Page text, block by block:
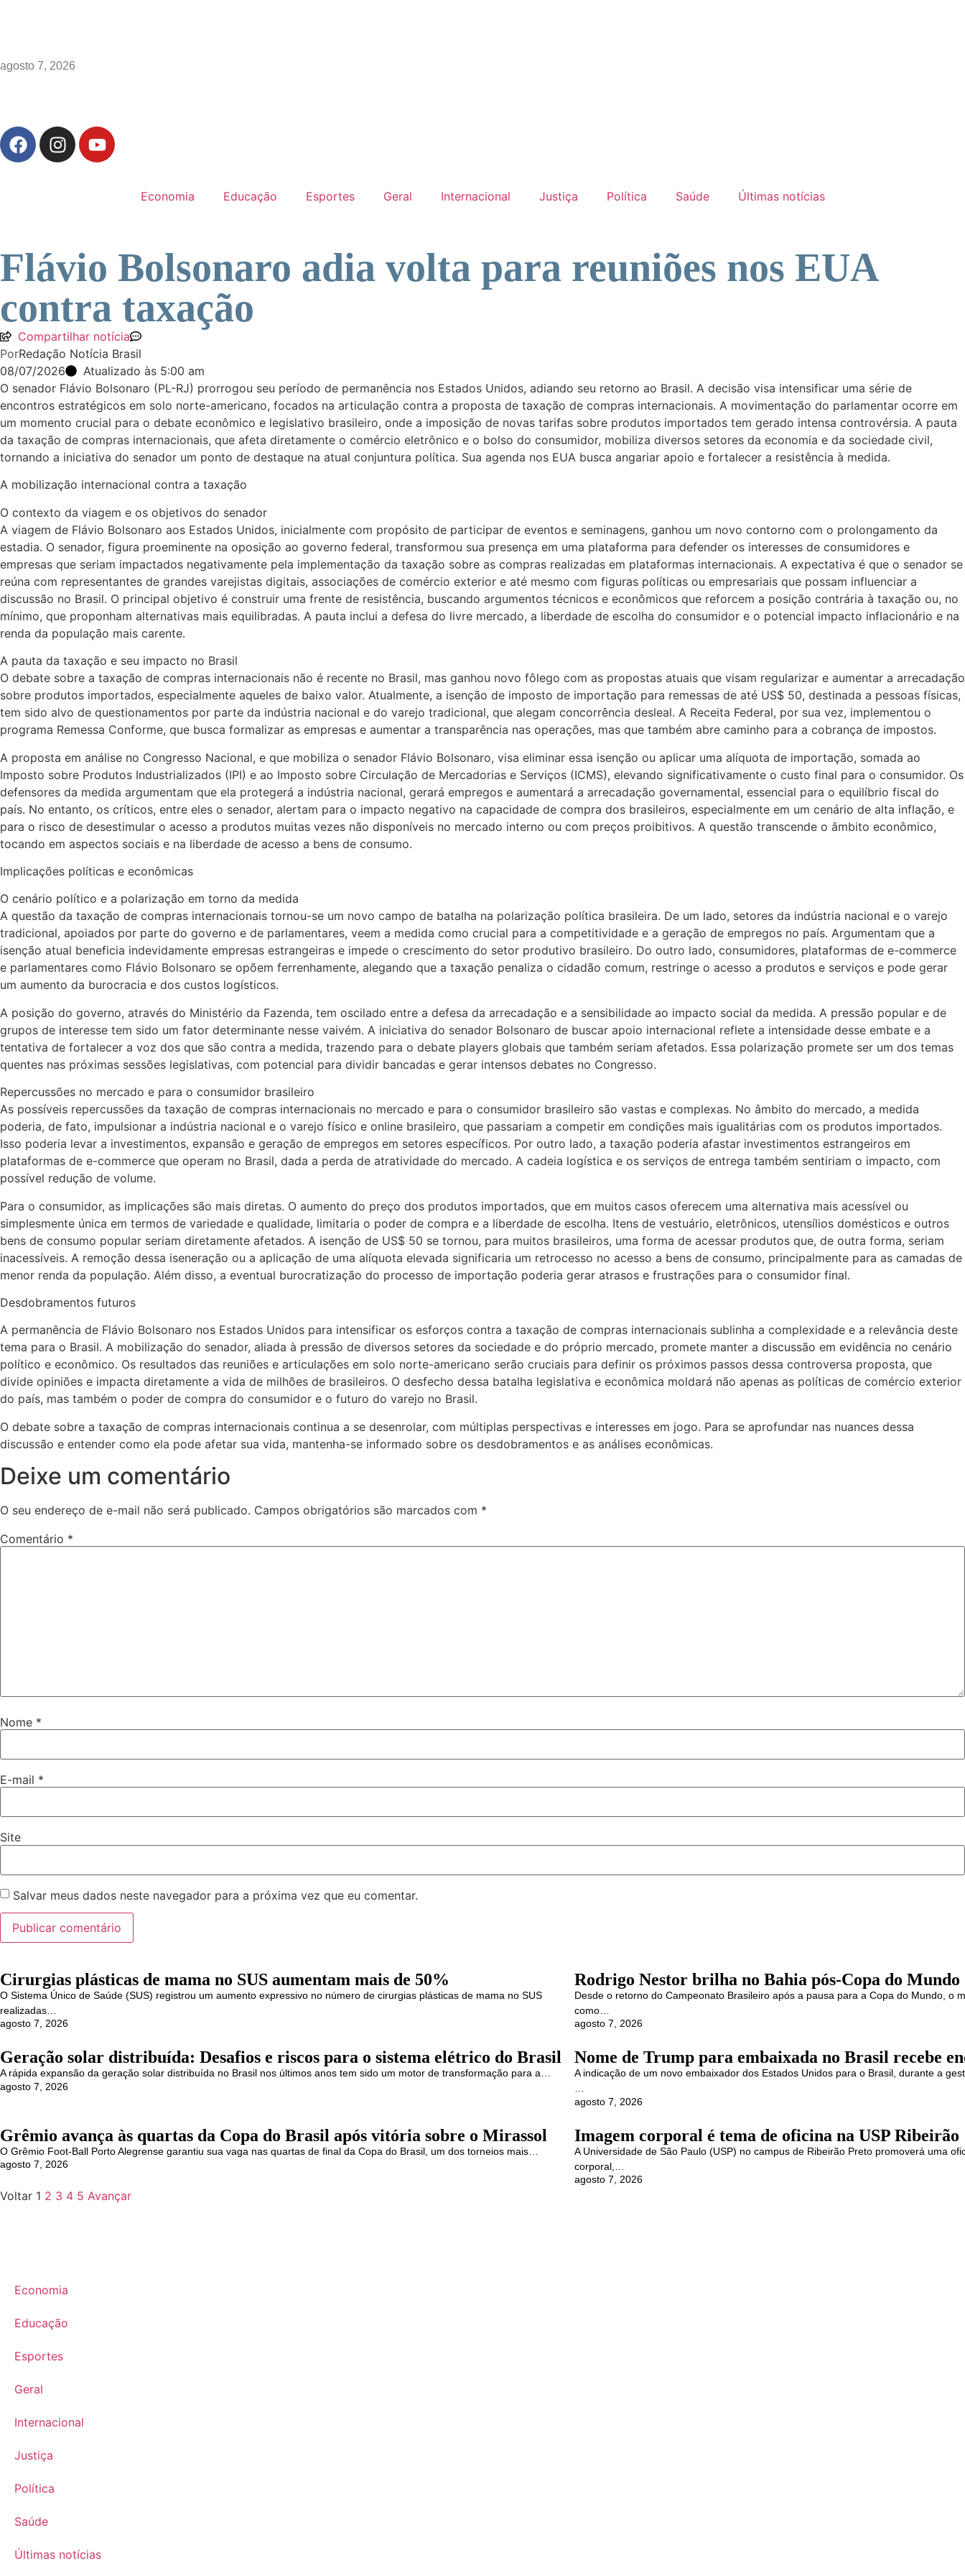
agosto 7, 2026
Economia Educação Esportes Geral Internacional Justiça Política Saúde Últimas notícias
Flávio Bolsonaro adia volta para reuniões nos EUA
contra taxação
Compartilhar notícia
PorRedação Notícia Brasil
08/07/2026
Atualizado às 5:00 am
O senador Flávio Bolsonaro (PL-RJ) prorrogou seu período de permanência nos Estados Unidos, adiando seu retorno ao Brasil. A decisão visa intensificar uma série de
encontros estratégicos em solo norte-americano, focados na articulação contra a proposta de taxação de compras internacionais. A movimentação do parlamentar ocorre em
um momento crucial para o debate econômico e legislativo brasileiro, onde a imposição de novas tarifas sobre produtos importados tem gerado intensa controvérsia. A pauta
da taxação de compras internacionais, que afeta diretamente o comércio eletrônico e o bolso do consumidor, mobiliza diversos setores da economia e da sociedade civil,
tornando a iniciativa do senador um ponto de destaque na atual conjuntura política. Sua agenda nos EUA busca angariar apoio e fortalecer a resistência à medida.
A mobilização internacional contra a taxação
O contexto da viagem e os objetivos do senador
A viagem de Flávio Bolsonaro aos Estados Unidos, inicialmente com propósito de participar de eventos e seminagens, ganhou um novo contorno com o prolongamento da
estadia. O senador, figura proeminente na oposição ao governo federal, transformou sua presença em uma plataforma para defender os interesses de consumidores e
empresas que seriam impactados negativamente pela implementação da taxação sobre as compras realizadas em plataformas internacionais. A expectativa é que o senador se
reúna com representantes de grandes varejistas digitais, associações de comércio exterior e até mesmo com figuras políticas ou empresariais que possam influenciar a
discussão no Brasil. O principal objetivo é construir uma frente de resistência, buscando argumentos técnicos e econômicos que reforcem a posição contrária à taxação ou, no
mínimo, que proponham alternativas mais equilibradas. A pauta inclui a defesa do livre mercado, a liberdade de escolha do consumidor e o potencial impacto inflacionário e na
renda da população mais carente.
A pauta da taxação e seu impacto no Brasil
O debate sobre a taxação de compras internacionais não é recente no Brasil, mas ganhou novo fôlego com as propostas atuais que visam regularizar e aumentar a arrecadação
sobre produtos importados, especialmente aqueles de baixo valor. Atualmente, a isenção de imposto de importação para remessas de até US$ 50, destinada a pessoas físicas,
tem sido alvo de questionamentos por parte da indústria nacional e do varejo tradicional, que alegam concorrência desleal. A Receita Federal, por sua vez, implementou o
programa Remessa Conforme, que busca formalizar as empresas e aumentar a transparência nas operações, mas que também abre caminho para a cobrança de impostos.
A proposta em análise no Congresso Nacional, e que mobiliza o senador Flávio Bolsonaro, visa eliminar essa isenção ou aplicar uma alíquota de importação, somada ao
Imposto sobre Produtos Industrializados (IPI) e ao Imposto sobre Circulação de Mercadorias e Serviços (ICMS), elevando significativamente o custo final para o consumidor. Os
defensores da medida argumentam que ela protegerá a indústria nacional, gerará empregos e aumentará a arrecadação governamental, essencial para o equilíbrio fiscal do
país. No entanto, os críticos, entre eles o senador, alertam para o impacto negativo na capacidade de compra dos brasileiros, especialmente em um cenário de alta inflação, e
para o risco de desestimular o acesso a produtos muitas vezes não disponíveis no mercado interno ou com preços proibitivos. A questão transcende o âmbito econômico,
tocando em aspectos sociais e na liberdade de acesso a bens de consumo.
Implicações políticas e econômicas
O cenário político e a polarização em torno da medida
A questão da taxação de compras internacionais tornou-se um novo campo de batalha na polarização política brasileira. De um lado, setores da indústria nacional e o varejo
tradicional, apoiados por parte do governo e de parlamentares, veem a medida como crucial para a competitividade e a geração de empregos no país. Argumentam que a
isenção atual beneficia indevidamente empresas estrangeiras e impede o crescimento do setor produtivo brasileiro. Do outro lado, consumidores, plataformas de e-commerce
e parlamentares como Flávio Bolsonaro se opõem ferrenhamente, alegando que a taxação penaliza o cidadão comum, restringe o acesso a produtos e serviços e pode gerar
um aumento da burocracia e dos custos logísticos.
A posição do governo, através do Ministério da Fazenda, tem oscilado entre a defesa da arrecadação e a sensibilidade ao impacto social da medida. A pressão popular e de
grupos de interesse tem sido um fator determinante nesse vaivém. A iniciativa do senador Bolsonaro de buscar apoio internacional reflete a intensidade desse embate e a
tentativa de fortalecer a voz dos que são contra a medida, trazendo para o debate players globais que também seriam afetados. Essa polarização promete ser um dos temas
quentes nas próximas sessões legislativas, com potencial para dividir bancadas e gerar intensos debates no Congresso.
Repercussões no mercado e para o consumidor brasileiro
As possíveis repercussões da taxação de compras internacionais no mercado e para o consumidor brasileiro são vastas e complexas. No âmbito do mercado, a medida
poderia, de fato, impulsionar a indústria nacional e o varejo físico e online brasileiro, que passariam a competir em condições mais igualitárias com os produtos importados.
Isso poderia levar a investimentos, expansão e geração de empregos em setores específicos. Por outro lado, a taxação poderia afastar investimentos estrangeiros em
plataformas de e-commerce que operam no Brasil, dada a perda de atratividade do mercado. A cadeia logística e os serviços de entrega também sentiriam o impacto, com
possível redução de volume.
Para o consumidor, as implicações são mais diretas. O aumento do preço dos produtos importados, que em muitos casos oferecem uma alternativa mais acessível ou
simplesmente única em termos de variedade e qualidade, limitaria o poder de compra e a liberdade de escolha. Itens de vestuário, eletrônicos, utensílios domésticos e outros
bens de consumo popular seriam diretamente afetados. A isenção de US$ 50 se tornou, para muitos brasileiros, uma forma de acessar produtos que, de outra forma, seriam
inacessíveis. A remoção dessa iseneração ou a aplicação de uma alíquota elevada significaria um retrocesso no acesso a bens de consumo, principalmente para as camadas de
menor renda da população. Além disso, a eventual burocratização do processo de importação poderia gerar atrasos e frustrações para o consumidor final.
Desdobramentos futuros
A permanência de Flávio Bolsonaro nos Estados Unidos para intensificar os esforços contra a taxação de compras internacionais sublinha a complexidade e a relevância deste
tema para o Brasil. A mobilização do senador, aliada à pressão de diversos setores da sociedade e do próprio mercado, promete manter a discussão em evidência no cenário
político e econômico. Os resultados das reuniões e articulações em solo norte-americano serão cruciais para definir os próximos passos dessa controversa proposta, que
divide opiniões e impacta diretamente a vida de milhões de brasileiros. O desfecho dessa batalha legislativa e econômica moldará não apenas as políticas de comércio exterior
do país, mas também o poder de compra do consumidor e o futuro do varejo no Brasil.
O debate sobre a taxação de compras internacionais continua a se desenrolar, com múltiplas perspectivas e interesses em jogo. Para se aprofundar nas nuances dessa
discussão e entender como ela pode afetar sua vida, mantenha-se informado sobre os desdobramentos e as análises econômicas.
Deixe um comentário
O seu endereço de e-mail não será publicado. Campos obrigatórios são marcados com *
Comentário *
Nome *
E-mail *
Site
Salvar meus dados neste navegador para a próxima vez que eu comentar.
Cirurgias plásticas de mama no SUS aumentam mais de 50%
O Sistema Único de Saúde (SUS) registrou um aumento expressivo no número de cirurgias plásticas de mama no SUS
realizadas…
agosto 7, 2026
Rodrigo Nestor brilha no Bahia pós-Copa do Mundo
Desde o retorno do Campeonato Brasileiro após a pausa para a Copa do Mundo, o
como…
agosto 7, 2026
Geração solar distribuída: Desafios e riscos para o sistema elétrico do Brasil
A rápida expansão da geração solar distribuída no Brasil nos últimos anos tem sido um motor de transformação para a…
agosto 7, 2026
Nome de Trump para embaixada no Brasil recebe
A indicação de um novo embaixador dos Estados Unidos para o Brasil, durante a
…
agosto 7, 2026
Grêmio avança às quartas da Copa do Brasil após vitória sobre o Mirassol
O Grêmio Foot-Ball Porto Alegrense garantiu sua vaga nas quartas de final da Copa do Brasil, um dos torneios mais…
agosto 7, 2026
Imagem corporal é tema de oficina na USP Ribeirão
A Universidade de São Paulo (USP) no campus de Ribeirão Preto promoverá uma
corporal,…
agosto 7, 2026
Voltar 1 2 3 4 5 Avançar
Economia
Educação
Esportes
Geral
Internacional
Justiça
Política
Saúde
Últimas notícias